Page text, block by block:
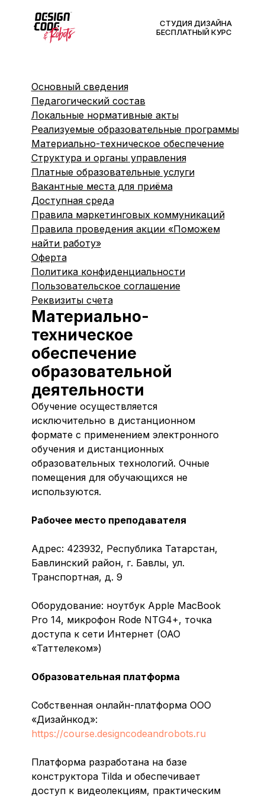
СТУДИЯ ДИЗАЙНА
БЕСПЛАТНЫЙ КУРС
Основный сведения
Педагогический состав
Локальные нормативные акты
Реализуемые образовательные программы
Материально-техническое обеспечение
Структура и органы управления
Платные образовательные услуги
Вакантные места для приёма
Доступная среда
Правила маркетинговых коммуникаций
Правила проведения акции «Поможем
найти работу»
Оферта
Политика конфиденциальности
Пользовательское соглашение
Реквизиты счета
Материально-
техническое
обеспечение
образовательной
деятельности
Обучение осуществляется
исключительно в дистанционном
формате с применением электронного
обучения и дистанционных
образовательных технологий. Очные
помещения для обучающихся не
используются.
Рабочее место преподавателя
Адрес: 423932, Республика Татарстан,
Бавлинский район, г. Бавлы, ул.
Транспортная, д. 9
Оборудование: ноутбук Apple MacBook
Pro 14, микрофон Rode NTG4+, точка
доступа к сети Интернет (ОАО
«Таттелеком»)
Образовательная платформа
Собственная онлайн-платформа ООО
«Дизайнкод»:
https://course.designcodeandrobots.ru
Платформа разработана на базе
конструктора Tilda и обеспечивает
доступ к видеолекциям, практическим